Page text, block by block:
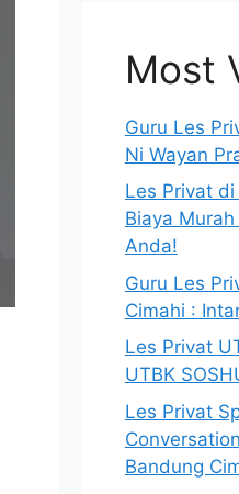
Most
Guru Les
Ni Wayan
Les Privat
Biaya
Anda!
Guru Les
Cimahi :
Les Privat
UTBK
Les Privat
Bandung